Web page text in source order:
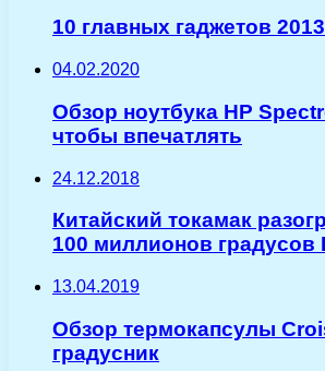
10 главных гаджетов
04.02.2020
Обзор ноутбука HP
чтобы впечатлять
24.12.2018
Китайский токамак
100 миллионов градусов
13.04.2019
Обзор термокапсулы
градусник